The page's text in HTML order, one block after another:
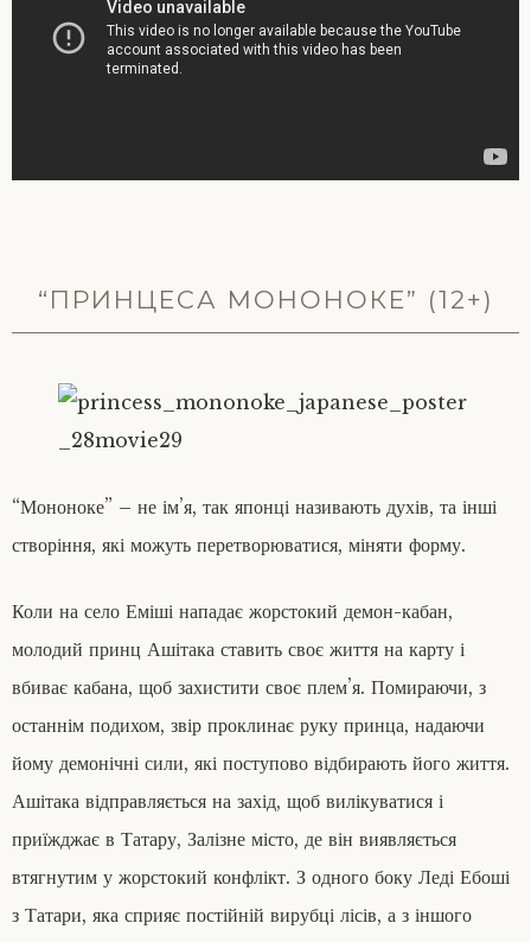
“ПРИНЦЕСА МОНОНОКЕ” (12+)
“Мононоке” – не ім’я, так японці називають духів, та інші
створіння, які можуть перетворюватися, міняти форму.
Коли на село Еміші нападає жорстокий демон-кабан,
молодий принц Ашітака ставить своє життя на карту і
вбиває кабана, щоб захистити своє плем’я. Помираючи, з
останнім подихом, звір проклинає руку принца, надаючи
йому демонічні сили, які поступово відбирають його життя.
Ашітака відправляється на захід, щоб вилікуватися і
приїжджає в Татару, Залізне місто, де він виявляється
втягнутим у жорстокий конфлікт. З одного боку Леді Ебоші
з Татари, яка сприяє постійній вирубці лісів, а з іншого